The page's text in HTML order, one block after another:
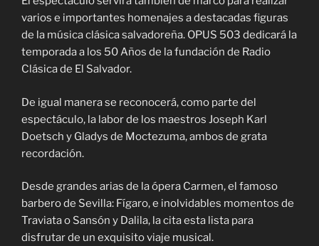
varios e importantes homenajes a destacadas figuras
de la música clásica salvadoreña. OPUS 503 dedicará la
temporada a los 50 Años de la fundación de Radio
Clásica de El Salvador.
De igual manera se reconocerá, como parte del
espectáculo, la labor de los maestros Joseph Karl
Doetsch y Gladys de Moctezuma, ambos de grata
recordación.
Desde grandes arias de la ópera Carmen, el famoso
barbero de Sevilla: Fígaro, e inolvidables momentos de
Traviata o Sansón y Dalila, la cita esta lista para
disfrutar de un exquisito viaje musical.